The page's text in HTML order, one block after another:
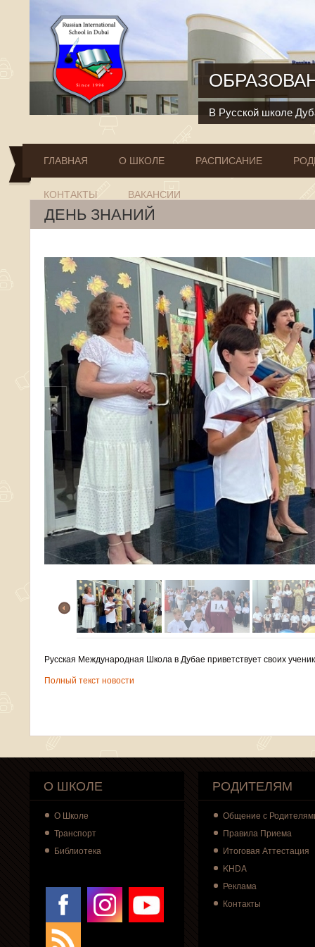
В Русской школе
ГЛАВНАЯ О ШКОЛЕ РАСПИСАНИЕ
КОНТАКТЫ ВАКАНСИИ
ДЕНЬ ЗНАНИЙ
Русская Международная Школа в Дубае приветствует своих
Полный текст новости
О ШКОЛЕ
О Школе
Транспорт
Библиотека
РОДИТЕЛЯМ
Общение с
Правила Приема
Итоговая Аттестация
KHDA
Реклама
Контакты